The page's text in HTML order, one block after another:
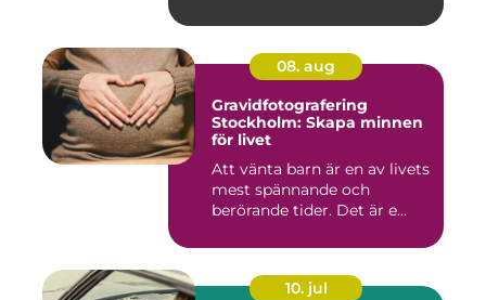
08. aug
Gravidfotografering
Stockholm: Skapa minnen
för livet
Att vänta barn är en av livets
mest spännande och
berörande tider. Det är e...
10. jul